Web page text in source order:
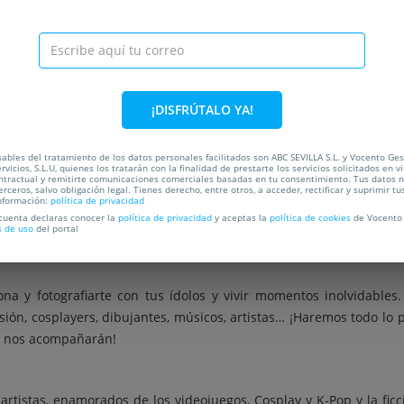
para visitar Mangafest ellunes festivo día 8 de
videojuegos y entretenimiento de Sevilla, vuelve al
programación, nuevas zonas temáticas y grandes invitados
y fotografiarte con tus ídolos y vivir momentos
cosplayers, dibujantes, músicos, artistas… ¡Haremos todo
acompañarán!
enamorados de los videojuegos, Cosplay y K-Pop y la
¡DISFRÚTALO YA!
del tratamiento de los datos personales facilitados son ABC SEVILLA S.L. y Vocento
S.L.U, quienes los tratarán con la finalidad de prestarte los servicios solicitados en
y remitirte comunicaciones comerciales basadas en tu consentimiento. Tus datos
salvo obligación legal. Tienes derecho, entre otros, a acceder, rectificar y suprimir
política de privacidad
declaras conocer la política de privacidad y aceptas la política de cookies de
de uso del portal